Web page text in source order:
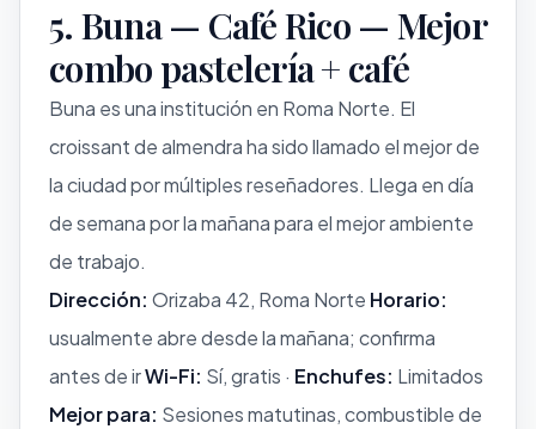
5. Buna — Café Rico — Mejor
combo pastelería + café
Buna es una institución en Roma Norte. El
croissant de almendra ha sido llamado el mejor de
la ciudad por múltiples reseñadores. Llega en día
de semana por la mañana para el mejor ambiente
de trabajo.
Dirección: Orizaba 42, Roma Norte Horario:
usualmente abre desde la mañana; confirma
antes de irWi-Fi: Sí, gratis · Enchufes: Limitados
Mejor para: Sesiones matutinas, combustible de